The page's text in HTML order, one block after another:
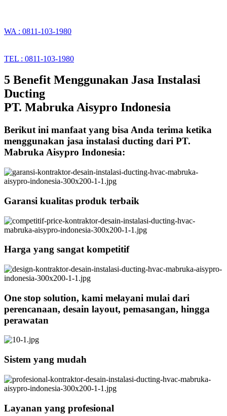
WA : 0811-103-1980
TEL : 0811-103-1980
5 Benefit Menggunakan Jasa Instalasi
Ducting
PT. Mabruka Aisypro Indonesia
Berikut ini manfaat yang bisa Anda terima ketika
menggunakan jasa instalasi ducting dari PT.
Mabruka Aisypro Indonesia:
Garansi kualitas produk terbaik
Harga yang sangat kompetitif
One stop solution, kami melayani mulai dari
perencanaan, desain layout, pemasangan, hingga
perawatan
Sistem yang mudah
Layanan yang profesional